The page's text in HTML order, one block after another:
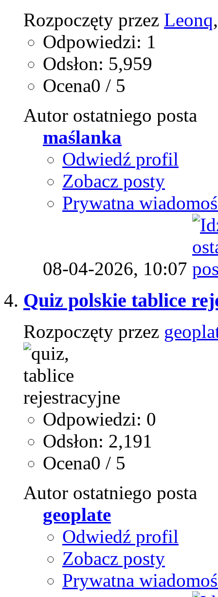
Rozpoczęty przez Leonq
Odpowiedzi: 1
Odsłon: 5,959
Ocena0 / 5
Autor ostatniego posta
maślanka
Odwiedź profil
Zobacz posty
Prywatna
08-04-2026, 10:07
Quiz polskie tablice
Rozpoczęty przez
Odpowiedzi: 0
Odsłon: 2,191
Ocena0 / 5
Autor ostatniego posta
geoplate
Odwiedź profil
Zobacz posty
Prywatna